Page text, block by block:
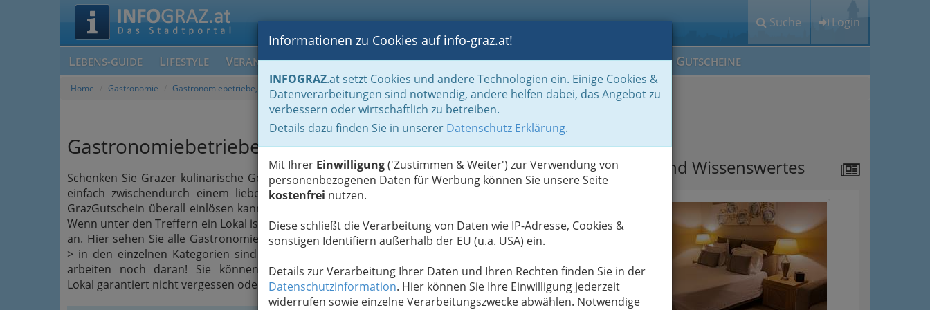
Suche Login
LEBENS-GUIDE LIFESTYLE VERANSTALTUNGEN BLOGS FOTOS GASTRONOMIE BRANCHEN MEIN IG GUTSCHEINE
Informationen zu Cookies auf info-graz.at!
INFOGRAZ.at setzt Cookies und andere Technologien ein. Einige Cookies &
Datenverarbeitungen sind notwendig, andere helfen dabei, das Angebot zu
verbessern oder wirtschaftlich zu betreiben.
Details dazu finden Sie in unserer Datenschutz Erklärung.
Mit Ihrer Einwilligung('Zustimmen & Weiter') zur Verwendung von
personenbezogenen Daten für Werbung können Sie unsere Seite
kostenfrei nutzen.
Diese schließt die Verarbeitung von Daten wie IP-Adresse, Cookies &
sonstigen Identifiern außerhalb der EU (u.a. USA) ein.
Details zur Verarbeitung Ihrer Daten und Ihren Rechten finden Sie in der
Datenschutzinformation. Hier können Sie Ihre Einwilligung jederzeit
widerrufen sowie einzelne Verarbeitungszwecke abwählen. Notwendige
Home Gastronomie Gastronomiebetriebe, die GrazGutscheine akzeptieren
Gastronomiebetriebe, die GrazGutscheine akzeptieren
Schenken Sie Grazer kulinarische Genüsse, zum Geburtstag, zu Ostern und Weihnachten oder
einfach zwischendurch einem lieben Mitmenschen! INFOGRAZ
GrazGutschein überall einlösen kann. Suchen Sie, wie sie es gewohnt sind auf unserem Portal.
Wenn unter den Treffern ein Lokal ist, welches den GrazGutschein akzeptiert, zeigen wir es Ihnen
an. Hier sehen Sie alle Gastronomiebetriebe, die die GrazGutscheine akzeptieren, gemeinsam -
> in den einzelnen Kategorien sind sie gekennzeichnet! Sollte Ihnen ein Betrieb abgehen, wir
arbeiten noch daran! Sie können uns aber auchhiererinnern, dass wir Ihr (Stamm)-
Lokal garantiert nicht vergessen oder übersehen.
News und Wissenswertes